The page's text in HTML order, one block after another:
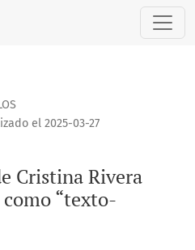
Rivera Garza: la escritura
Cristina Rivera
“texto-
el 2025-03-27